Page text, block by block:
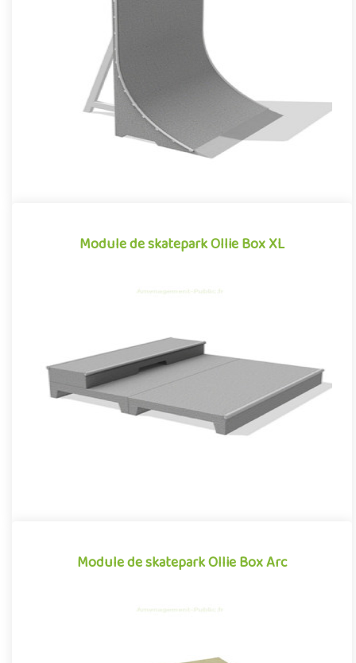
La Rampe Mur est un module de skatepark en béton
préfabriqué, inspiré des divers obstacles que l'on peut
retrouver dans les e..
Module de skatepark Ollie Box XL
La Ollie Box XL est un module de skatepark en béton
préfabriqué, inspiré des divers obstacles que l'on peut
retrouver dans le..
Module de skatepark Ollie Box Arc